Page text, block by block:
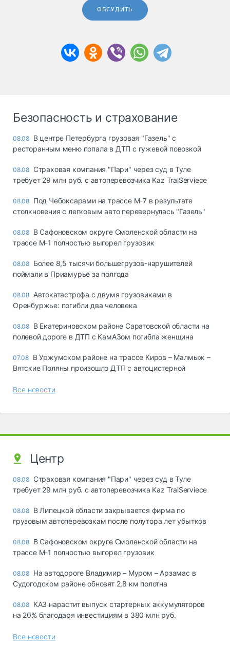
ОБСУДИТЬ
Безопасность и страхование
08.08 В центре Петербурга грузовая "Газель" с
ресторанным меню попала в ДТП с гужевой повозкой
08.08 Страховая компания "Пари" через суд в Туле
требует 29 млн руб. с автоперевозчика Kaz TralServiece
08.08 Под Чебоксарами на трассе М-7 в результате
столкновения с легковым авто перевернулась "Газель"
08.08 В Сафоновском округе Смоленской области на
трассе М-1 полностью выгорел грузовик
08.08 Более 8,5 тысячи большегрузов-нарушителей
поймали в Приамурье за полгода
08.08 Автокатастрофа с двумя грузовиками в
Оренбуржье: погибли два человека
08.08 В Екатериновском районе Саратовской области на
полевой дороге в ДТП с КамАЗом погибла женщина
07.08 В Уржумском районе на трассе Киров – Малмыж –
Вятские Поляны произошло ДТП с автоцистерной
Все новости
Центр
08.08 Страховая компания "Пари" через суд в Туле
требует 29 млн руб. с автоперевозчика Kaz TralServiece
08.08 В Липецкой области закрывается фирма по
грузовым автоперевозкам после полутора лет убытков
08.08 В Сафоновском округе Смоленской области на
трассе М-1 полностью выгорел грузовик
08.08 На автодороге Владимир – Муром – Арзамас в
Судогодском районе обновят 2,8 км полотна
08.08 КАЗ нарастит выпуск стартерных аккумуляторов
на 20% благодаря инвестициям в 380 млн руб.
Все новости